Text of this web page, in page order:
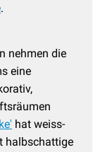
.
nehmen die
eine
hat weiss-
halbschattige